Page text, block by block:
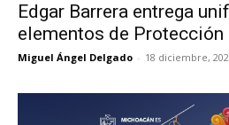
Edgar Barrera entrega
elementos de Protección
Miguel Ángel Delgado - 18 diciembre,